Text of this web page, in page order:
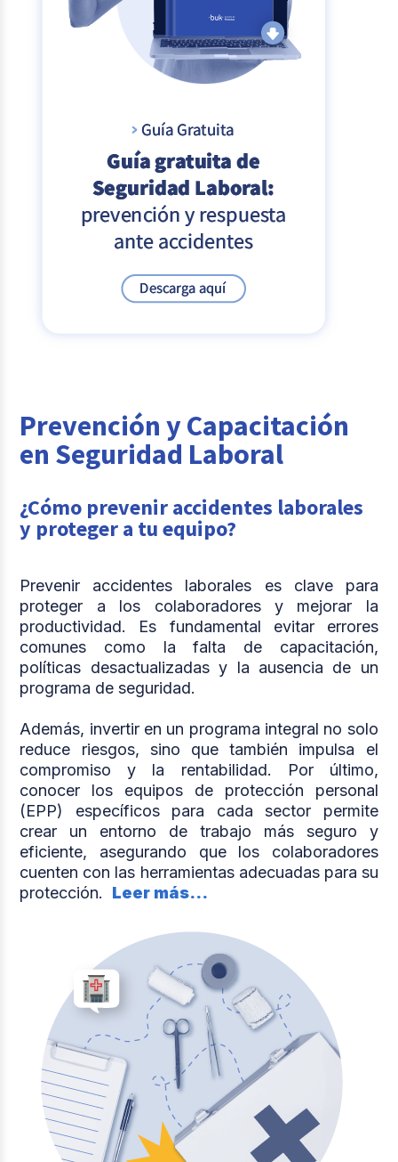
Prevención y Capacitación
en Seguridad Laboral
¿Cómo prevenir accidentes laborales
y proteger a tu equipo?
Prevenir accidentes laborales es clave para
proteger a los colaboradores y mejorar la
productividad. Es fundamental evitar errores
comunes como la falta de capacitación,
políticas desactualizadas y la ausencia de un
programa de seguridad.
Además, invertir en un programa integral no solo
reduce riesgos, sino que también impulsa el
compromiso y la rentabilidad. Por último,
conocer los equipos de protección personal
(EPP) específicos para cada sector permite
crear un entorno de trabajo más seguro y
eficiente, asegurando que los colaboradores
cuenten con las herramientas adecuadas para su
protección. Leer más...